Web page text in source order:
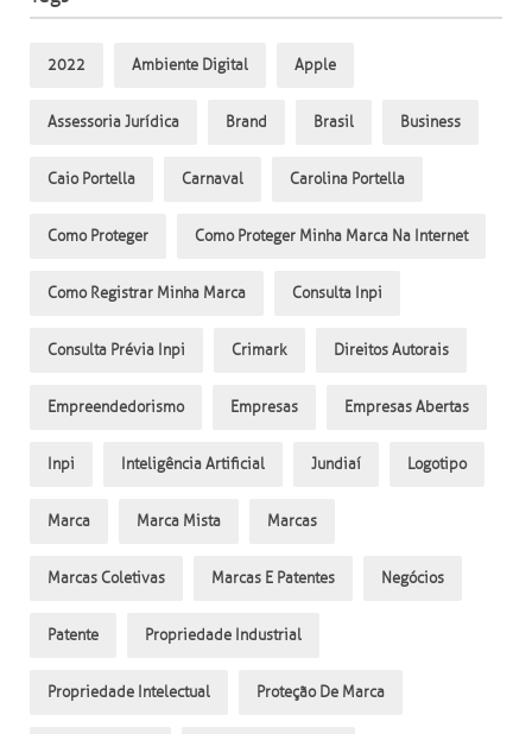
2022 Ambiente Digital Apple
Assessoria Jurídica Brand Brasil Business
Caio Portella Carnaval Carolina Portella
Como Proteger Como Proteger Minha Marca Na Internet
Como Registrar Minha Marca Consulta Inpi
Consulta Prévia Inpi Crimark Direitos Autorais
Empreendedorismo Empresas Empresas Abertas
Inpi Inteligência Artificial Jundiaí Logotipo
Marca Marca Mista Marcas
Marcas Coletivas Marcas E Patentes Negócios
Patente Propriedade Industrial
Propriedade Intelectual Proteção De Marca